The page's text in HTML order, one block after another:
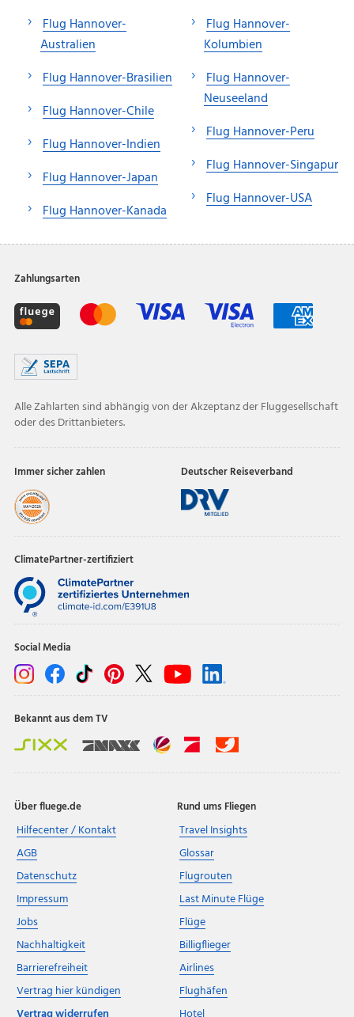
Flug Hannover-
Australien
Flug Hannover-Brasilien
Flug Hannover-Chile
Flug Hannover-Indien
Flug Hannover-Japan
Flug Hannover-Kanada
Flug Hannover-
Kolumbien
Flug Hannover-
Neuseeland
Flug Hannover-Peru
Flug Hannover-Singapur
Flug Hannover-USA